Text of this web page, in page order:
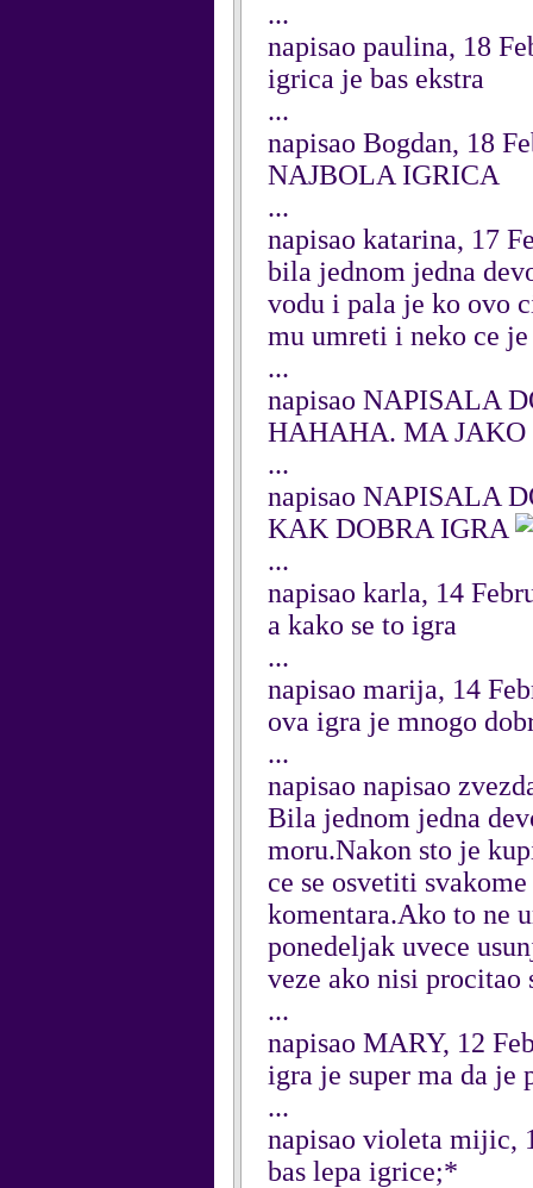
...
napisao paulina, 18
igrica je bas ekstra
...
napisao Bogdan, 18
NAJBOLA IGRICA
...
napisao katarina, 17
bila jednom jedna
vodu i pala je ko ovo
mu umreti i neko ce
...
napisao NAPISALA
HAHAHA. MA JAKO
...
napisao NAPISALA
KAK DOBRA IGRA
...
napisao karla, 14
a kako se to igra
...
napisao marija, 14
ova igra je mnogo
...
napisao napisao
Bila jednom jedna
moru.Nakon sto je
ce se osvetiti
komentara.Ako to ne
ponedeljak uvece
veze ako nisi procitao
...
napisao MARY, 12
igra je super ma da je
...
napisao violeta mijic,
bas lepa igrice;*